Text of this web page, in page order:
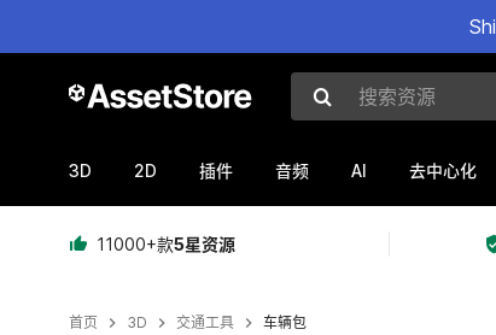
搜索资源
3D 2D 插件 音频 AI 去中心化
11000+款5星资源
首页 3D 交通工具 车辆包